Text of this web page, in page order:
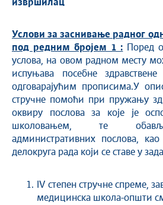
извршилац
Услови за заснивање радног
под редним бројем 1 : Поред
услова, на овoм раднoм месту
испуњава посебне
одговарајућим прописима.У
стручне помоћи при пружању
оквиру послова за које је
школовањем, те
административних послова,
делокруга рада који се ставе у
IV степен стручне спреме,
медицинска школа-општи